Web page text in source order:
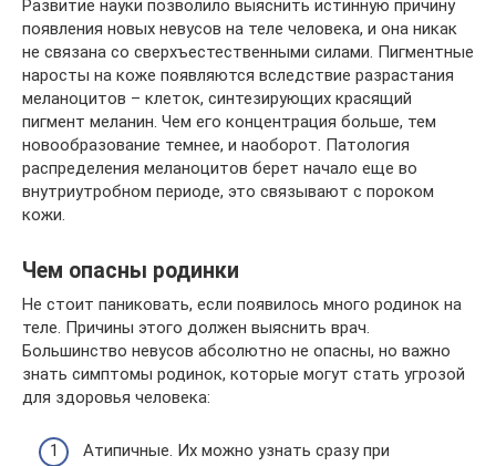
Развитие науки позволило выяснить истинную причину
появления новых невусов на теле человека, и она никак
не связана со сверхъестественными силами. Пигментные
наросты на коже появляются вследствие разрастания
меланоцитов – клеток, синтезирующих красящий
пигмент меланин. Чем его концентрация больше, тем
новообразование темнее, и наоборот. Патология
распределения меланоцитов берет начало еще во
внутриутробном периоде, это связывают с пороком
кожи.
Чем опасны родинки
Не стоит паниковать, если появилось много родинок на
теле. Причины этого должен выяснить врач.
Большинство невусов абсолютно не опасны, но важно
знать симптомы родинок, которые могут стать угрозой
для здоровья человека:
Атипичные. Их можно узнать сразу при